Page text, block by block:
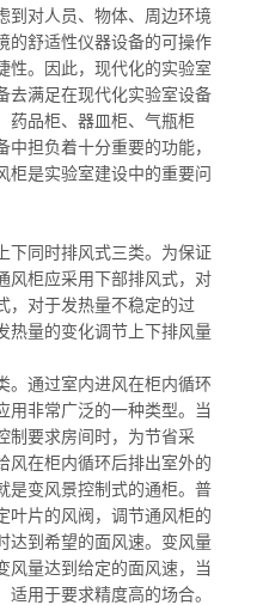
到对人员、物体、周边环境
的舒适性仪器设备的可操作
性。因此，现代化的实验室
去满足在现代化实验室设备
药品柜、器皿柜、气瓶柜
担负着十分重要的功能，
柜是实验室建设中的重要问
下同时排风式三类。为保证
风柜应采用下部排风式，对
，对于发热量不稳定的过
热量的变化调节上下排风量
。通过室内进风在柜内循环
用非常广泛的一种类型。当
制要求房间时，为节省采
风在柜内循环后排出室外的
是变风景控制式的通柜。普
叶片的风阀，调节通风柜的
达到希望的面风速。变风量
风量达到给定的面风速，当
用于要求精度高的场合。